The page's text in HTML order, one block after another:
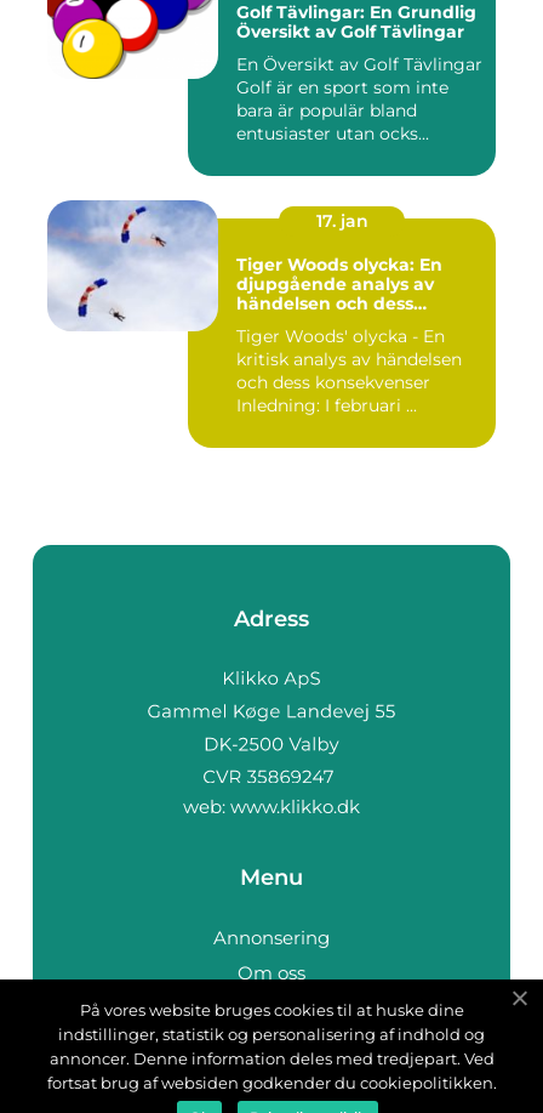
Golf Tävlingar: En Grundlig
Översikt av Golf Tävlingar
En Översikt av Golf Tävlingar
Golf är en sport som inte
bara är populär bland
entusiaster utan ocks...
17. jan
Tiger Woods olycka: En
djupgående analys av
händelsen och dess
Tiger Woods' olycka - En
kritisk analys av händelsen
och dess konsekvenser
Inledning: I februari ...
Adress
web: www.klikko.dk
Menu
Annonsering
Om oss
Cookies
Kontakta oss
Sitemap
På vores website bruges cookies til at huske dine
indstillinger, statistik og personalisering af indhold og
annoncer. Denne information deles med tredjepart. Ved
fortsat brug af websiden godkender du cookiepolitikken.